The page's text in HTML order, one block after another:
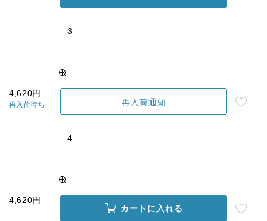
3
4,620円
再入荷待ち 再入荷通知
4
4,620円
カートに入れる